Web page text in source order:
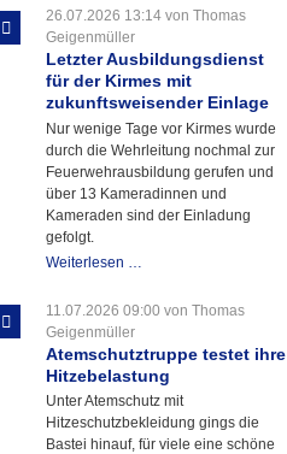
26.07.2026 13:14 von Thomas
Geigenmüller
Letzter Ausbildungsdienst
für der Kirmes mit
zukunftsweisender Einlage
Nur wenige Tage vor Kirmes wurde
durch die Wehrleitung nochmal zur
Feuerwehrausbildung gerufen und
über 13 Kameradinnen und
Kameraden sind der Einladung
gefolgt.
Weiterlesen …
für
Kirmes
mit
zukunftsweisender
Einlage
11.07.2026 09:00 von Thomas
Geigenmüller
Atemschutztruppe testet ihre
Hitzebelastung
Unter Atemschutz mit
Hitzeschutzbekleidung gings die
Bastei hinauf, für viele eine schöne